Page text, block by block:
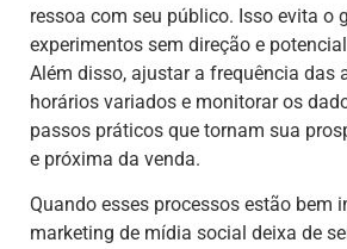
ressoa com seu público. Isso evita o
experimentos sem direção e
Além disso, ajustar a frequência das
horários variados e monitorar os
passos práticos que tornam sua
e próxima da venda.
Quando esses processos estão bem
marketing de mídia social deixa de